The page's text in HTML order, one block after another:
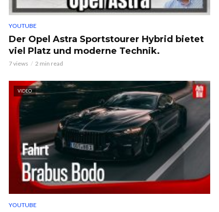
YOUTUBE
Der Opel Astra Sportstourer Hybrid bietet
viel Platz und moderne Technik.
7 views 2 min read
VIDEO
YOUTUBE